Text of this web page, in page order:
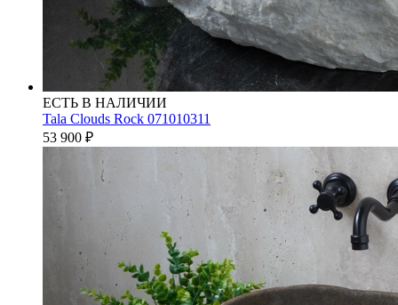
ЕСТЬ В НАЛИЧИИ
Tala Clouds Rock 071010311
53 900 ₽